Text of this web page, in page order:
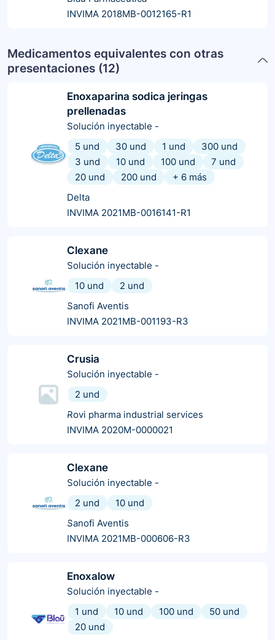
INVIMA 2018MB-0012165-R1
Medicamentos equivalentes con otras
presentaciones (12)
Enoxaparina sodica jeringas
prellenadas
Solución inyectable -
5 und
30 und 1 und
300 und
3 und
10 und 100 und
7 und
20 und
200 und + 6 más
Delta
INVIMA 2021MB-0016141-R1
Clexane
Solución inyectable -
10 und
2 und
Sanofi Aventis
INVIMA 2021MB-001193-R3
Crusia
Solución inyectable -
2 und
Rovi pharma industrial services
INVIMA 2020M-0000021
Clexane
Solución inyectable -
2 und
10 und
Sanofi Aventis
INVIMA 2021MB-000606-R3
Enoxalow
Solución inyectable -
1 und
10 und 100 und
50 und
20 und